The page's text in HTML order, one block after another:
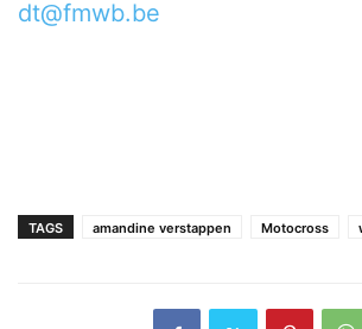
dt@fmwb.be
TAGS amandine verstappen Motocross